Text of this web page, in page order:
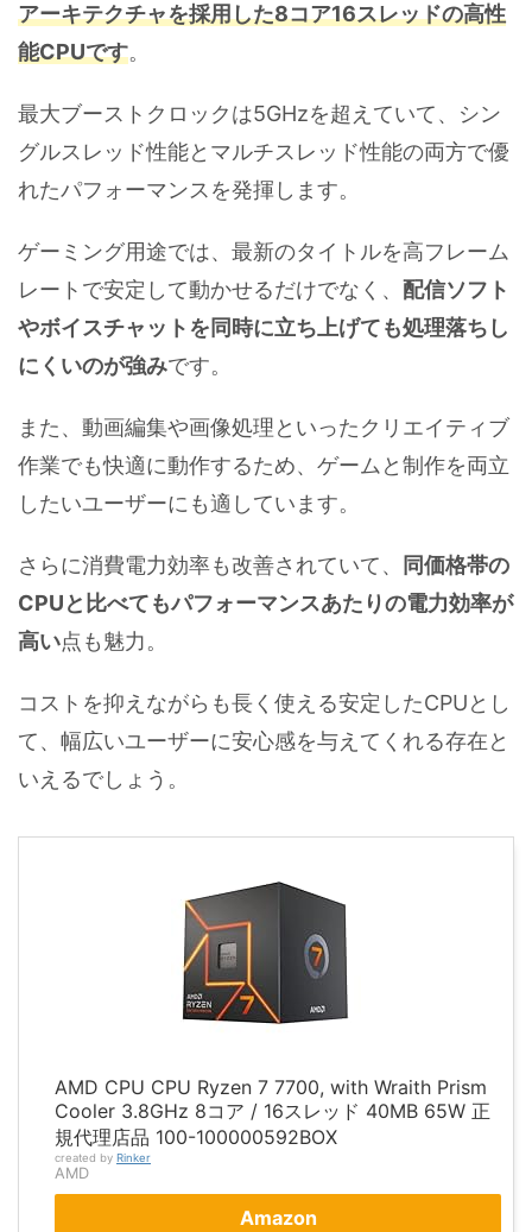
アーキテクチャを採用した8コア16スレッドの高性
能CPUです。
最大ブーストクロックは5GHzを超えていて、シン
グルスレッド性能とマルチスレッド性能の両方で優
れたパフォーマンスを発揮します。
ゲーミング用途では、最新のタイトルを高フレーム
レートで安定して動かせるだけでなく、 配信ソフト
やボイスチャットを同時に立ち上げても処理落ちし
にくいのが強みです。
また、動画編集や画像処理といったクリエイティブ
作業でも快適に動作するため、ゲームと制作を両立
したいユーザーにも適しています。
さらに消費電力効率も改善されていて、
同価格帯の
CPUと比べてもパフォーマンスあたりの電力効率が
高い点も魅力。
コストを抑えながらも長く使える安定したCPUとし
て、幅広いユーザーに安心感を与えてくれる存在と
いえるでしょう。
AMD CPU CPU Ryzen 7 7700, with Wraith Prism
Cooler 3.8GHz 8コア / 16スレッド 40MB 65W 正
規代理店品 100-100000592BOX
created by Rinker
AMD
Amazon